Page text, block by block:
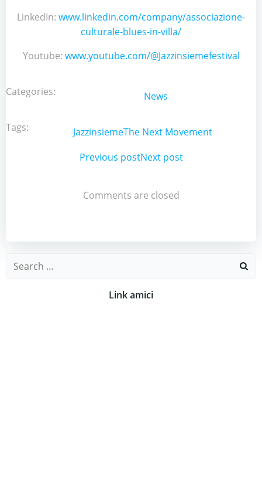
LinkedIn: www.linkedin.com/company/associazione-
culturale-blues-in-villa/
Youtube: www.youtube.com/@Jazzinsiemefestival
Categories: News
Tags: JazzinsiemeThe Next Movement
Post
Previous postPost
Next post
Comments are closed
Search
Link amici